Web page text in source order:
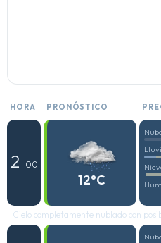
HORA PRONÓSTICO
2 : 00
12°C
Cielo completamente nublado con